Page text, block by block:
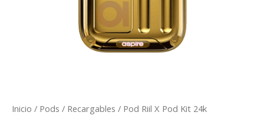
Inicio / Pods / Recargables / Pod Riil X Pod Kit 24k